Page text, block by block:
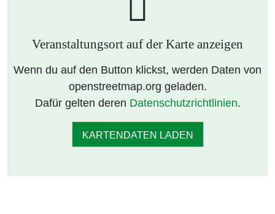
Veranstaltungsort auf der Karte anzeigen
Wenn du auf den Button klickst, werden Daten von
openstreetmap.org geladen.
Dafür gelten deren Datenschutzrichtlinien.
KARTENDATEN LADEN